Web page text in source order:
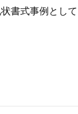
書式事例として